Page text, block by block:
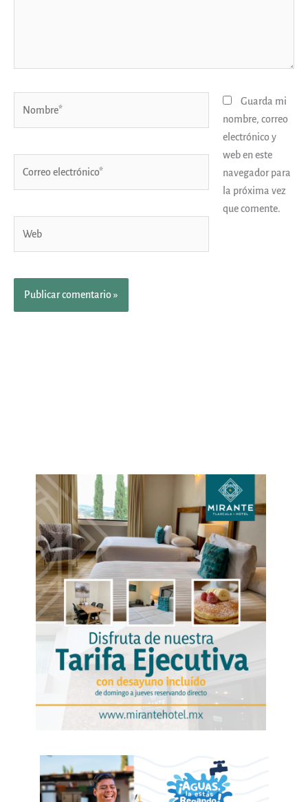
Guarda mi
nombre, correo
electrónico y
web en este
navegador para
la próxima vez
que comente.